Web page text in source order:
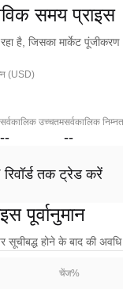
समय प्राइस
है, जिसका मार्केट
(USD)
सर्वकालिक उच्चतम
--
सर्वकालिक
--
तक ट्रेड करें
पूर्वानुमान
सूचीबद्ध होने के बाद की
चेंज%